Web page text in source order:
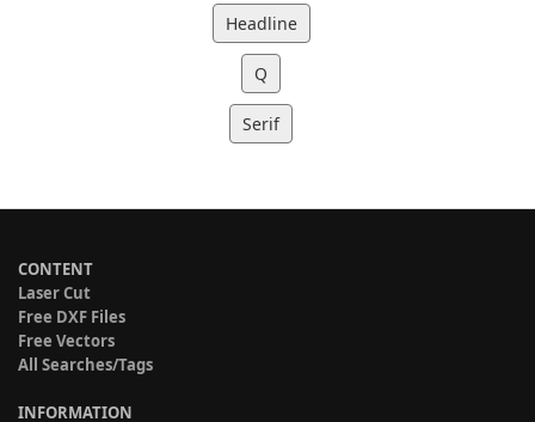
Headline
Q
Serif
CONTENT
Laser Cut
Free DXF Files
Free Vectors
All Searches/Tags
INFORMATION